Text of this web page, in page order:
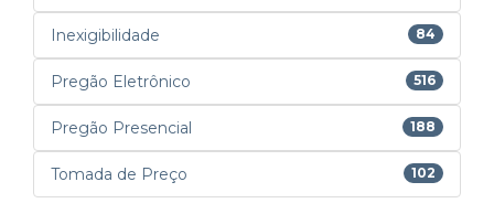
Inexigibilidade 84
Pregão Eletrônico 516
Pregão Presencial 188
Tomada de Preço 102